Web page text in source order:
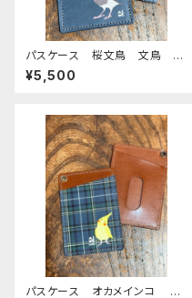
パスケース 桜文鳥 文鳥 ネ
イビー ブラウン 栃木レザー
¥5,500
パスケース オカメインコ イ